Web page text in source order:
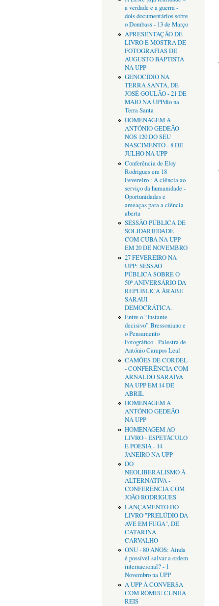
a verdade e a guerra -
dois documentários sobre
o Dombass - 13 de Março
APRESENTAÇÃO DE
LIVRO E MOSTRA DE
FOTOGRAFIAS DE
AUGUSTO BAPTISTA
NA UPP
GENOCÍDIO NA
TERRA SANTA, DE
JOSÉ GOULÃO - 21 DE
MAIO NA UPPdio na
Terra Santa
HOMENAGEM A
ANTÓNIO GEDEÃO
NOS 120 DO SEU
NASCIMENTO - 8 DE
JULHO NA UPP
Conferência de Eloy
Rodrigues em 18
Fevereiro : A ciência ao
serviço da humanidade -
Oportunidades e
ameaças para a ciência
aberta
SESSÃO PÚBLICA DE
SOLIDARIEDADE
COM CUBA NA UPP
EM 20 DE NOVEMBRO
27 FEVEREIRO NA
UPP: SESSÃO
PÚBLICA SOBRE O
50º ANIVERSÁRIO DA
REPÚBLICA ÁRABE
SARAUI
DEMOCRÁTICA.
Entre o “Instante
decisivo” Bressoniano e
o Pensamento
Fotográfico - Palestra de
António Campos Leal
CAMÕES DE CORDEL
- CONFERÊNCIA COM
ARNALDO SARAIVA
NA UPP EM 14 DE
ABRIL
HOMENAGEM A
ANTÓNIO GEDEÃO
NA UPP
HOMENAGEM AO
LIVRO - ESPETÁCULO
E POESIA - 14
JANEIRO NA UPP
DO
NEOLIBERALISMO À
ALTERNATIVA -
CONFERÊNCIA COM
JOÃO RODRIGUES
LANÇAMENTO DO
LIVRO "PRELÚDIO DA
AVE EM FUGA", DE
CATARINA
CARVALHO
ONU - 80 ANOS: Ainda
é possível salvar a ordem
internacional? - 1
Novembro na UPP
A UPP À CONVERSA
COM ROMEU CUNHA
REIS